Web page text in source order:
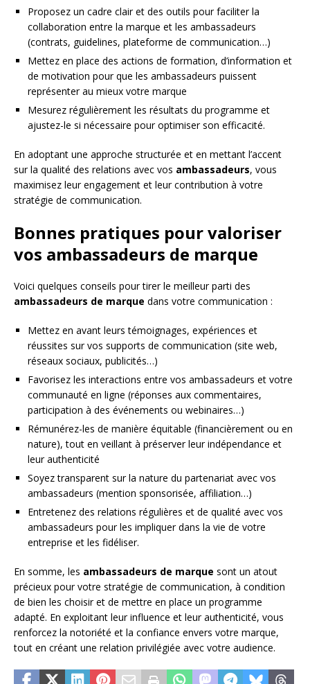
Proposez un cadre clair et des outils pour faciliter la
collaboration entre la marque et les ambassadeurs
(contrats, guidelines, plateforme de communication…)
Mettez en place des actions de formation, d’information et
de motivation pour que les ambassadeurs puissent
représenter au mieux votre marque
Mesurez régulièrement les résultats du programme et
ajustez-le si nécessaire pour optimiser son efficacité.
En adoptant une approche structurée et en mettant l’accent
sur la qualité des relations avec vos ambassadeurs, vous
maximisez leur engagement et leur contribution à votre
stratégie de communication.
Bonnes pratiques pour valoriser
vos ambassadeurs de marque
Voici quelques conseils pour tirer le meilleur parti des
ambassadeurs de marque dans votre communication :
Mettez en avant leurs témoignages, expériences et
réussites sur vos supports de communication (site web,
réseaux sociaux, publicités…)
Favorisez les interactions entre vos ambassadeurs et votre
communauté en ligne (réponses aux commentaires,
participation à des événements ou webinaires…)
Rémunérez-les de manière équitable (financièrement ou en
nature), tout en veillant à préserver leur indépendance et
leur authenticité
Soyez transparent sur la nature du partenariat avec vos
ambassadeurs (mention sponsorisée, affiliation…)
Entretenez des relations régulières et de qualité avec vos
ambassadeurs pour les impliquer dans la vie de votre
entreprise et les fidéliser.
En somme, les ambassadeurs de marque sont un atout
précieux pour votre stratégie de communication, à condition
de bien les choisir et de mettre en place un programme
adapté. En exploitant leur influence et leur authenticité, vous
renforcez la notoriété et la confiance envers votre marque,
tout en créant une relation privilégiée avec votre audience.